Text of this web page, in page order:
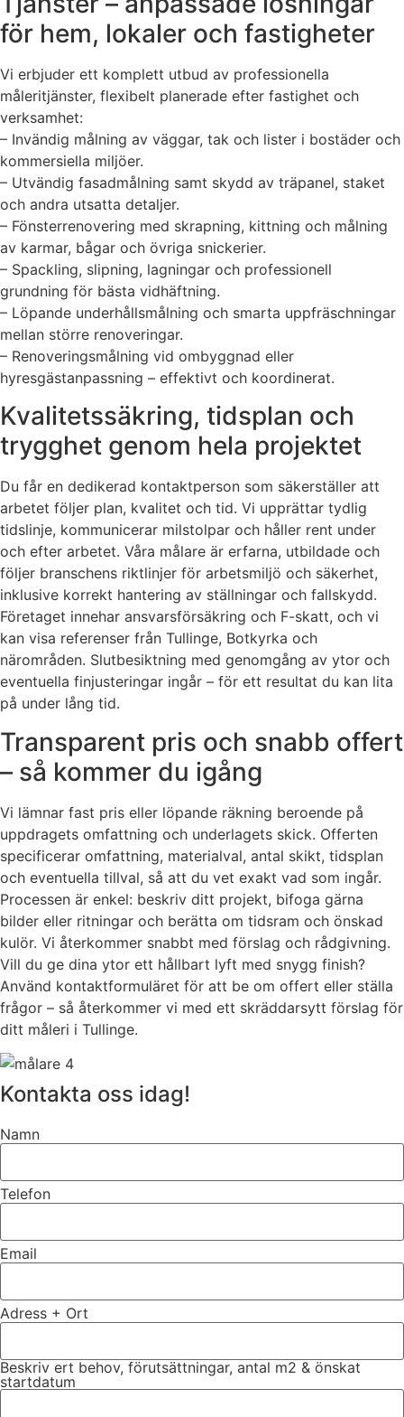
för hem, lokaler och fastigheter
Vi erbjuder ett komplett utbud av professionella
måleritjänster, flexibelt planerade efter fastighet och
verksamhet:
– Invändig målning av väggar, tak och lister i bostäder och
kommersiella miljöer.
– Utvändig fasadmålning samt skydd av träpanel, staket
och andra utsatta detaljer.
– Fönsterrenovering med skrapning, kittning och målning
av karmar, bågar och övriga snickerier.
– Spackling, slipning, lagningar och professionell
grundning för bästa vidhäftning.
– Löpande underhållsmålning och smarta uppfräschningar
mellan större renoveringar.
– Renoveringsmålning vid ombyggnad eller
hyresgästanpassning – effektivt och koordinerat.
Kvalitetssäkring, tidsplan och
trygghet genom hela projektet
Du får en dedikerad kontaktperson som säkerställer att
arbetet följer plan, kvalitet och tid. Vi upprättar tydlig
tidslinje, kommunicerar milstolpar och håller rent under
och efter arbetet. Våra målare är erfarna, utbildade och
följer branschens riktlinjer för arbetsmiljö och säkerhet,
inklusive korrekt hantering av ställningar och fallskydd.
Företaget innehar ansvarsförsäkring och F-skatt, och vi
kan visa referenser från Tullinge, Botkyrka och
närområden. Slutbesiktning med genomgång av ytor och
eventuella finjusteringar ingår – för ett resultat du kan lita
på under lång tid.
Transparent pris och snabb offert
– så kommer du igång
Vi lämnar fast pris eller löpande räkning beroende på
uppdragets omfattning och underlagets skick. Offerten
specificerar omfattning, materialval, antal skikt, tidsplan
och eventuella tillval, så att du vet exakt vad som ingår.
Processen är enkel: beskriv ditt projekt, bifoga gärna
bilder eller ritningar och berätta om tidsram och önskad
kulör. Vi återkommer snabbt med förslag och rådgivning.
Vill du ge dina ytor ett hållbart lyft med snygg finish?
Använd kontaktformuläret för att be om offert eller ställa
frågor – så återkommer vi med ett skräddarsytt förslag för
ditt måleri i Tullinge.
Kontakta oss idag!
Namn
Telefon
Email
Adress + Ort
Beskriv ert behov, förutsättningar, antal m2 & önskat
startdatum